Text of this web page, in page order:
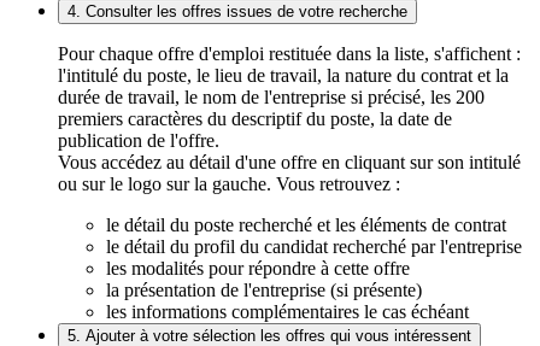
4. Consulter les offres issues de votre recherche
Pour chaque offre d'emploi restituée dans la liste, s'affichent :
l'intitulé du poste, le lieu de travail, la nature du contrat et la
durée de travail, le nom de l'entreprise si précisé, les 200
premiers caractères du descriptif du poste, la date de
publication de l'offre.
Vous accédez au détail d'une offre en cliquant sur son intitulé
ou sur le logo sur la gauche. Vous retrouvez :
le détail du poste recherché et les éléments de contrat
le détail du profil du candidat recherché par l'entreprise
les modalités pour répondre à cette offre
la présentation de l'entreprise (si présente)
les informations complémentaires le cas échéant
5. Ajouter à votre sélection les offres qui vous intéressent